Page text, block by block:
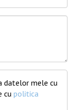
datelor mele cu
cupolitica